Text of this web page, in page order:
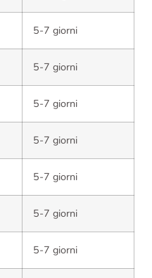
5-7 giorni
5-7 giorni
5-7 giorni
5-7 giorni
5-7 giorni
5-7 giorni
5-7 giorni